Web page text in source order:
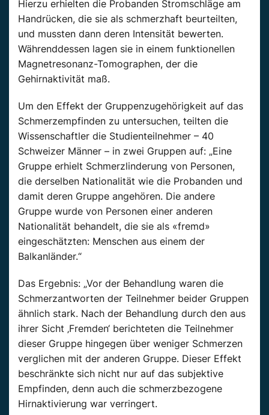
Hierzu erhielten die Probanden Stromschläge am
Handrücken, die sie als schmerzhaft beurteilten,
und mussten dann deren Intensität bewerten.
Währenddessen lagen sie in einem funktionellen
Magnetresonanz-Tomographen, der die
Gehirnaktivität maß.
Um den Effekt der Gruppenzugehörigkeit auf das
Schmerzempfinden zu untersuchen, teilten die
Wissenschaftler die Studienteilnehmer – 40
Schweizer Männer – in zwei Gruppen auf: „Eine
Gruppe erhielt Schmerzlinderung von Personen,
die derselben Nationalität wie die Probanden und
damit deren Gruppe angehören. Die andere
Gruppe wurde von Personen einer anderen
Nationalität behandelt, die sie als «fremd»
eingeschätzten: Menschen aus einem der
Balkanländer.“
Das Ergebnis: „Vor der Behandlung waren die
Schmerzantworten der Teilnehmer beider Gruppen
ähnlich stark. Nach der Behandlung durch den aus
ihrer Sicht ‚Fremden‘ berichteten die Teilnehmer
dieser Gruppe hingegen über weniger Schmerzen
verglichen mit der anderen Gruppe. Dieser Effekt
beschränkte sich nicht nur auf das subjektive
Empfinden, denn auch die schmerzbezogene
Hirnaktivierung war verringert.